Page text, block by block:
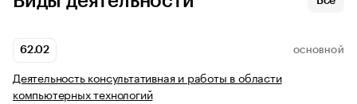
62.02 ОСНОВНОЙ
Деятельность консультативная и работы в области
компьютерных технологий